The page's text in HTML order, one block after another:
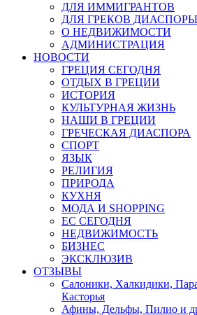
ДЛЯ ИММИГРАНТОВ
ДЛЯ ГРЕКОВ ДИАСПОРЫ
О НЕДВИЖИМОСТИ
АДМИНИСТРАЦИЯ
НОВОСТИ
ГРЕЦИЯ СЕГОДНЯ
ОТДЫХ В ГРЕЦИИ
ИСТОРИЯ
КУЛЬТУРНАЯ ЖИЗНЬ
НАШИ В ГРЕЦИИ
ГРЕЧЕСКАЯ ДИАСПОРА
СПОРТ
ЯЗЫК
РЕЛИГИЯ
ПРИРОДА
КУХНЯ
МОДА И SHOPPING
ЕС СЕГОДНЯ
НЕДВИЖИМОСТЬ
БИЗНЕС
ЭКСКЛЮЗИВ
ОТЗЫВЫ
Салоники, Халкидики,
Касторья
Афины, Дельфы, Пилио и